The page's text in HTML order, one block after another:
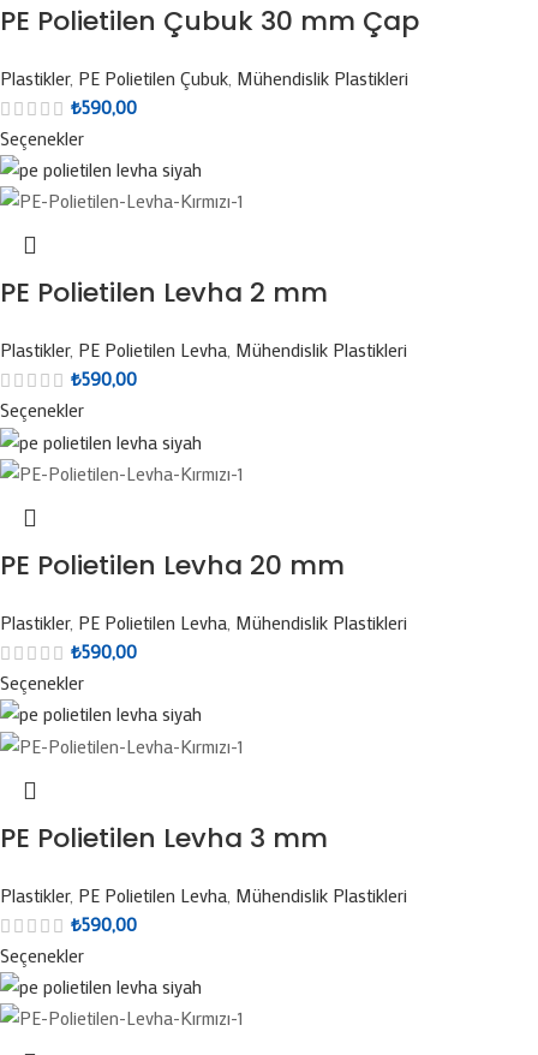
PE Polietilen Çubuk 30 mm Çap
Plastikler, PE Polietilen Çubuk Mühendislik Plastikleri
₺590,00
Seçenekler
PE Polietilen Levha 2 mm
Plastikler, PE Polietilen Levha, Mühendislik Plastikleri
₺590,00
Seçenekler
PE Polietilen Levha 20 mm
Plastikler, PE Polietilen Levha Mühendislik Plastikleri
₺590,00
Seçenekler
PE Polietilen Levha 3 mm
Plastikler, PE Polietilen Levha Mühendislik Plastikleri
₺590,00
Seçenekler